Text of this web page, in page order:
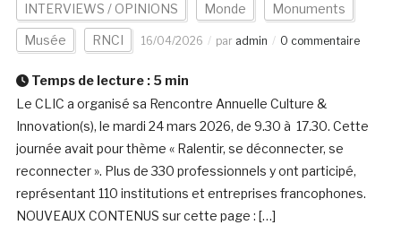
INTERVIEWS / OPINIONS Monde Monuments
Musée RNCI 16/04/2026 par admin 0 commentaire
Temps de lecture : 5 min
Le CLIC a organisé sa Rencontre Annuelle Culture &
Innovation(s), le mardi 24 mars 2026, de 9.30 à 17.30. Cette
journée avait pour thème « Ralentir, se déconnecter, se
reconnecter ». Plus de 330 professionnels y ont participé,
représentant 110 institutions et entreprises francophones.
NOUVEAUX CONTENUS sur cette page : […]